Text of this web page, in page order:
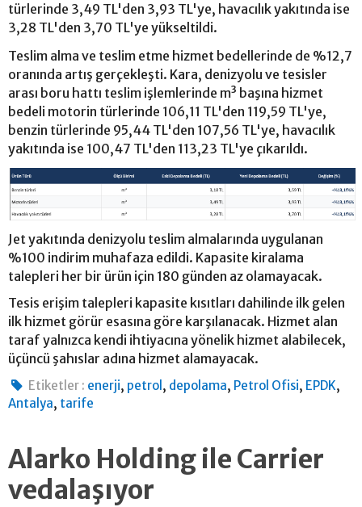
türlerinde 3,49 TL'den 3,93 TL'ye, havacılık yakıtında ise
3,28 TL'den 3,70 TL'ye yükseltildi.
Teslim alma ve teslim etme hizmet bedellerinde de %12,7
oranında artış gerçekleşti. Kara, denizyolu ve tesisler
arası boru hattı teslim işlemlerinde m³ başına hizmet
bedeli motorin türlerinde 106,11 TL'den 119,59 TL'ye,
benzin türlerinde 95,44 TL'den 107,56 TL'ye, havacılık
yakıtında ise 100,47 TL'den 113,23 TL'ye çıkarıldı.
Jet yakıtında denizyolu teslim almalarında uygulanan
%100 indirim muhafaza edildi. Kapasite kiralama
talepleri her bir ürün için 180 günden az olamayacak.
Tesis erişim talepleri kapasite kısıtları dahilinde ilk gelen
ilk hizmet görür esasına göre karşılanacak. Hizmet alan
taraf yalnızca kendi ihtiyacına yönelik hizmet alabilecek,
üçüncü şahıslar adına hizmet alamayacak.
Etiketler : enerji, petrol , depolama, Petrol Ofisi, EPDK,
Antalya, tarife
Alarko Holding ile Carrier
vedalaşıyor